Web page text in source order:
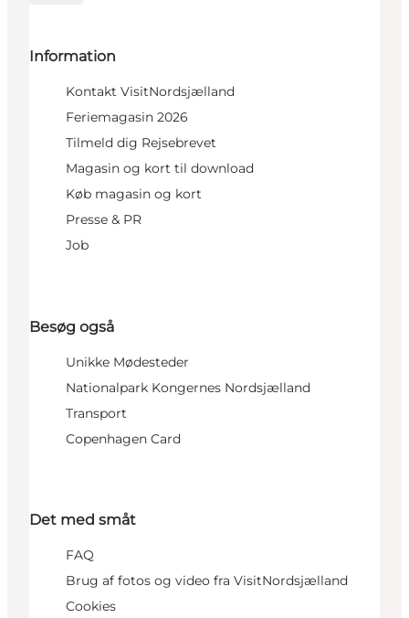
Information
Kontakt VisitNordsjælland
Feriemagasin 2026
Tilmeld dig Rejsebrevet
Magasin og kort til download
Køb magasin og kort
Presse & PR
Job
Besøg også
Unikke Mødesteder
Nationalpark Kongernes Nordsjælland
Transport
Copenhagen Card
Det med småt
FAQ
Brug af fotos og video fra VisitNordsjælland
Cookies